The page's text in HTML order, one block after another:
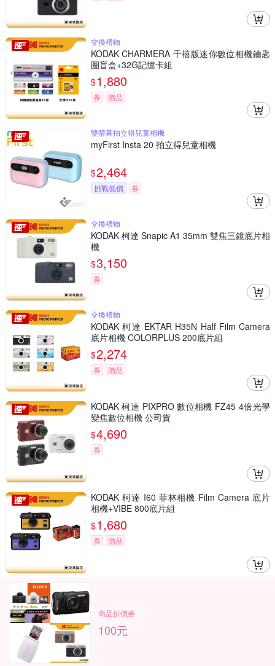
交換禮物
KODAK CHARMERA 千禧版迷你數位相機鑰匙
圈盲盒+32G記憶卡組
$1,880
券 贈品
雙螢幕拍立得兒童相機
myFirst Insta 20 拍立得兒童相機
$2,464
挑戰低價 券
交換禮物
KODAK 柯達 Snapic A1 35mm 雙焦三鏡底片相
機
$3,150
券
交換禮物
KODAK 柯達 EKTAR H35N Half Film Camera
底片相機 COLORPLUS 200底片組
$2,274
券 贈品
KODAK 柯達 PIXPRO 數位相機 FZ45 4倍光學
變焦數位相機 公司貨
$4,690
券
KODAK 柯達 I60 菲林相機 Film Camera 底片
相機+VIBE 800底片組
$1,680
券 贈品
商品折價券
100元